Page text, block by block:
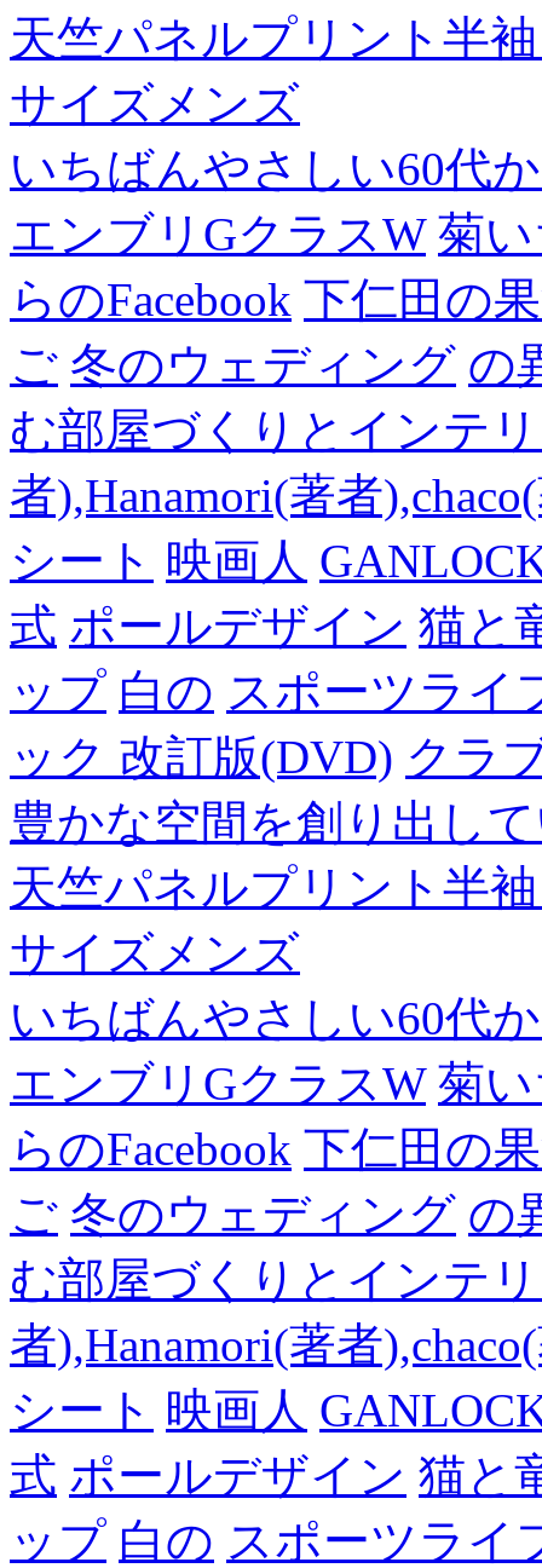
天竺パネルプリント半
サイズメンズ
いちばんやさしい60代
エンブリGクラスW 菊
らのFacebook 下仁田の
ご 冬のウェディング の
む部屋づくりとインテ
者),Hanamori(著者
シート 映画人
式 ポールデザイン 猫と
ップ 白の スポーツライ
ック 改訂版(DVD) クラ
豊かな空間を創り出し
天竺パネルプリント半
サイズメンズ
いちばんやさしい60代
エンブリGクラスW 菊
らのFacebook 下仁田の
ご 冬のウェディング の
む部屋づくりとインテ
者),Hanamori(著者
シート 映画人
式 ポールデザイン 猫と
ップ 白の スポーツライ